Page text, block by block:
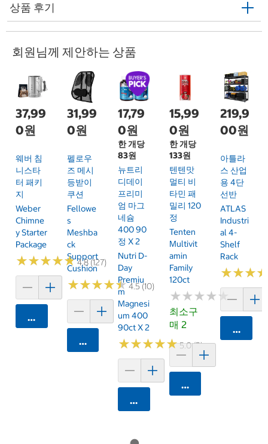
상품 후기
회원님께 제안하는 상품
37,99
0원
웨버 침
니스타
터 패키
지
Weber
Chimne
Y Starter
Package
★★★★★
★★★★★4.8 (127)
카트에 담기
31,99
0원
펠로우
즈 메시
등받이
쿠션
Fellowe
S
Meshba
Ck
Support
Cushion
★★★★★
★★★★★4.5 (10)
카트에 담기
17,79
0원
한 개당
83원
뉴트리
디데이
프리미
엄 마그
네슘
400 90
정 X 2
Nutri D-
Day
Premiu
M
Magnesi
Um 400
90ct X 2
★★★★★
★★★★★5.0 (2)
카트에 담기
15,99
0원
한 개당
133원
텐텐맛
멀티 비
타민 패
밀리 120
정
Tenten
Multivit
Amin
Family
120ct
★★★★★
★★★★★
최소구
매 2
카트에 담기
219,9
00원
아틀라
스 산업
용 4단
선반
ATLAS
Industri
Al 4-
Shelf
Rack
★★★
★★★
카트에